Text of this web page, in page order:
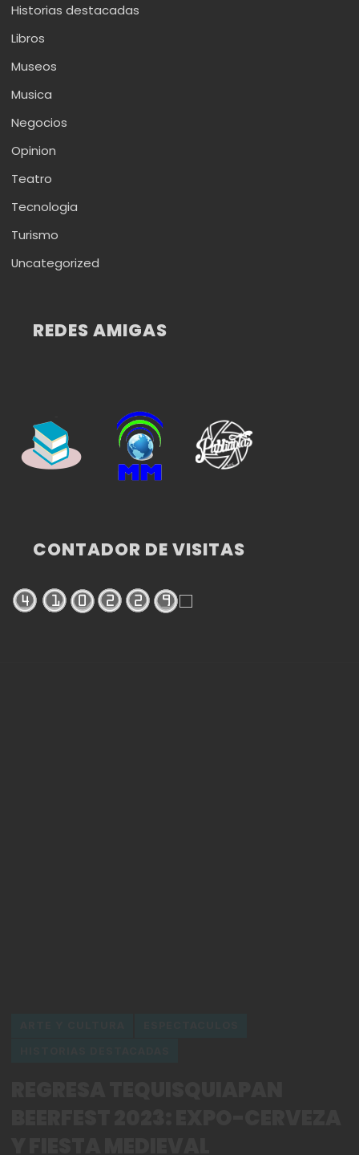
Historias destacadas
Libros
Museos
Musica
Negocios
Opinion
Teatro
Tecnologia
Turismo
Uncategorized
REDES AMIGAS
CONTADOR DE VISITAS